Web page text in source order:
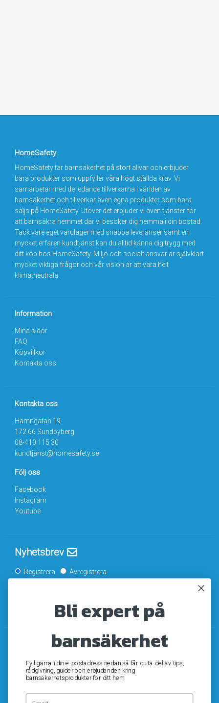
HomeSafety
HomeSafety tar barnsäkerhet på stort allvar och erbjuder
bara produkter som uppfyller våra högt ställda krav. Vi
samarbetar med de ledande tillverkarna i världen av
barnsäkerhet och tillverkar även egna produkter som bara
säljs på HomeSafety. Utöver det erbjuder vi även tjänster för
att barnsäkra hemmet där vi besöker dig hemma i din bostad.
Tack vare eget varulager med snabba leveranser samt en
mycket erfaren kundtjänst kan du alltid känna dig trygg med
ditt köp hos HomeSafety. Miljö och socialt ansvar är självklart
mycket viktiga frågor och vår vision är att vara helt
klimatneutrala.
Information
Mina sidor
FAQ
Köpvillkor
Kontakta oss
Kontakta oss
Hamngatan 19
172 66 Sundbyberg
08-410 115 30
kundtjanst@homesafety.se
Följ oss
Facebook
Instagram
Youtube
Nyhetsbrev
Registrera Avregistrera
OK
Bli expert på
barnsäkerhet
Fyll gärna i din e-postadress nedan så får du ta del av tips,
rådgivning, guider och erbjudanden kring
barnsäkerhetsprodukter för ditt hem